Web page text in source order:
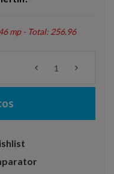
mp - Total: 256.96